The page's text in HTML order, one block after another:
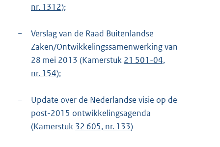
nr. 1312);
−
Verslag van de Raad Buitenlandse
Zaken/Ontwikkelingssamenwerking van
28 mei 2013 (Kamerstuk 21 501-04,
nr. 154);
−
Update over de Nederlandse visie op de
post-2015 ontwikkelingsagenda
(Kamerstuk 32 605, nr. 133)